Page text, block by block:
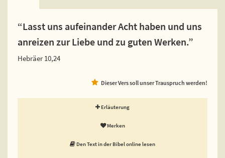
“Lasst uns aufeinander Acht haben und uns
anreizen zur Liebe und zu guten Werken.”
Hebräer 10,24
Dieser Vers soll unser Trauspruch werden!
Erläuterung
Merken
Den Text in der Bibel online lesen